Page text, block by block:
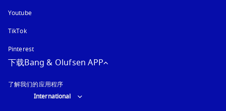
Youtube在新选项卡中打开
TikTok
Pinterest
下载Bang & Olufsen APP
了解我们的应用程序
Select country and language
International